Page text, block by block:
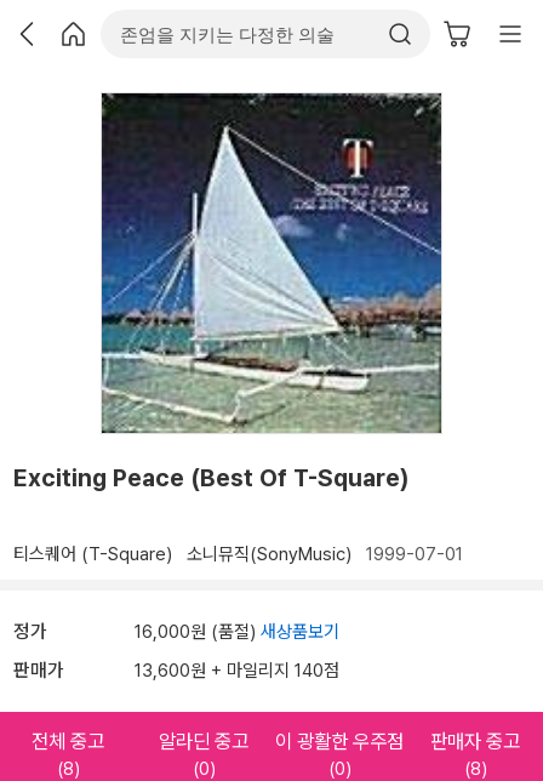
Exciting Peace (Best Of T-Square)
티스퀘어 (T-Square) 소니뮤직(SonyMusic) 1999-07-01
정가 16,000원 (품절) 새상품보기
판매가 13,600원 + 마일리지 140점
전체 중고
(8)
알라딘 중고
(0)
이 광활한 우주점
(0)
판매자 중고
(8)